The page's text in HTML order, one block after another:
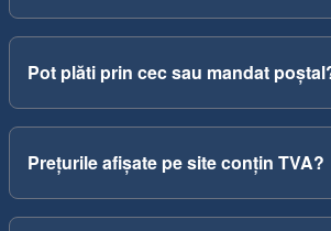
Pot plăti prin cec sau mandat
Prețurile afișate pe site conțin TVA?